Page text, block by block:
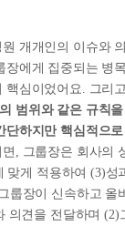
개개인의 이슈와
장에게 집중되는 병
핵심이었어요. 그리
범위와 같은 규칙을
단하지만 핵심적으로
, 그룹장은 회사의
맞게 적용하여 (3)성
룹장이 신속하고 올
의견을 전달하며 (2)